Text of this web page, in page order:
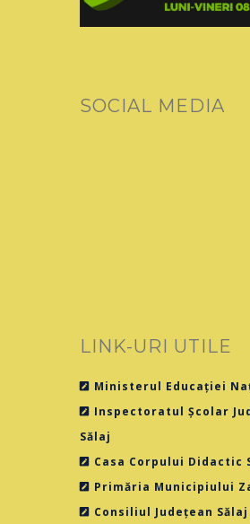
SOCIAL MEDIA
LINK-URI UTILE
Ministerul Educației
Inspectoratul Școlar
Sălaj
Casa Corpului Didactic
Primăria Municipiului
Consiliul Județean Sălaj